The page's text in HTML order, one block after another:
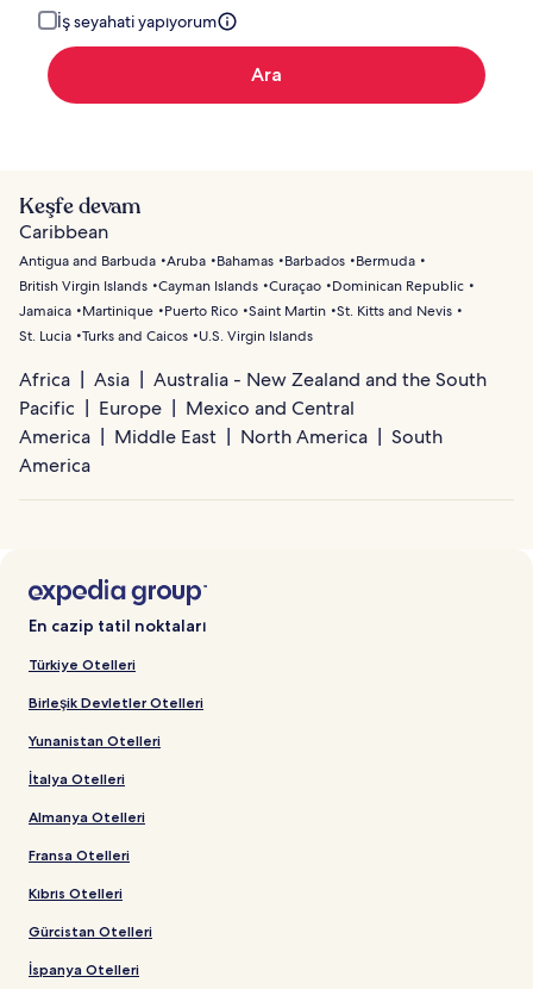
İş seyahati yapıyorum
Ara
Keşfe devam
Caribbean
Antigua and Barbuda Aruba Bahamas Barbados
Bermuda
British Virgin Islands Cayman Islands Curaçao
Dominican Republic
Jamaica
Martinique Puerto Rico Saint Martin St. Kitts and Nevis
St. Lucia Turks and Caicos U.S. Virgin Islands
Africa Asia
Australia - New Zealand and the South
Pacific
Europe
Mexico and Central
America
Middle East North America
South
America
En cazip tatil noktaları
Türkiye Otelleri
Birleşik Devletler Otelleri
Yunanistan Otelleri
İtalya Otelleri
Almanya Otelleri
Fransa Otelleri
Kıbrıs Otelleri
Gürcistan Otelleri
İspanya Otelleri